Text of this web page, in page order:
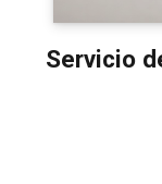
Servicio